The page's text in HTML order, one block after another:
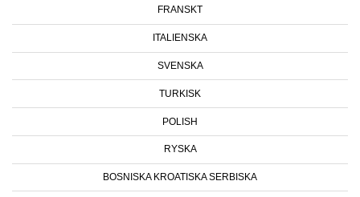
FRANSKT
ITALIENSKA
SVENSKA
TURKISK
POLISH
RYSKA
BOSNISKA KROATISKA SERBISKA